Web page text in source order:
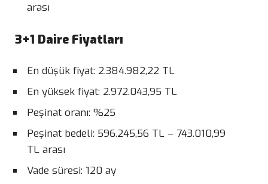
arası
3+1 Daire Fiyatları
En düşük fiyat: 2.384.982,22 TL
En yüksek fiyat: 2.972.043,95 TL
Peşinat oranı: %25
Peşinat bedeli: 596.245,56 TL – 743.010,99
TL arası
Vade süresi: 120 ay